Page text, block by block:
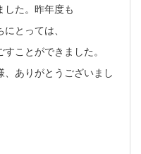
した。昨年度も
とっては、
ことができました。
ありがとうございまし